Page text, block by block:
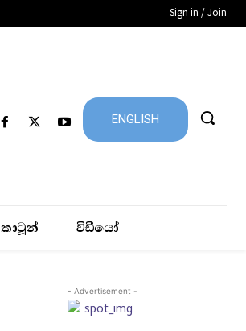
Sign in / Join
ENGLISH
කාටූන් විඩීයෝ
- Advertisement -